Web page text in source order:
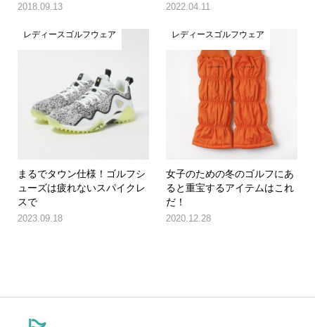
2018.09.13 2022.04.11
レディースゴルフウェア
まるでタウン仕様！ゴルフシ
ューズは疲れないスパイクレ
スで
2023.09.18
レディースゴルフウェア
女子のための冬のゴルフにあ
ると重宝するアイテムはこれ
だ！
2020.12.28